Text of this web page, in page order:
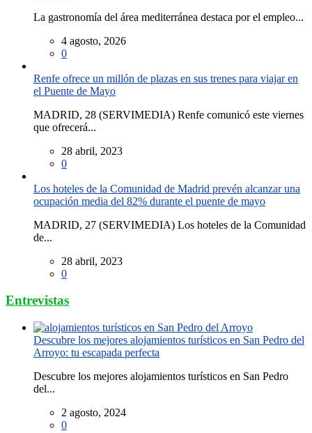
La gastronomía del área mediterránea destaca por el empleo...
4 agosto, 2026
0
Renfe ofrece un millón de plazas en sus trenes para viajar en
el Puente de Mayo
MADRID, 28 (SERVIMEDIA) Renfe comunicó este viernes
que ofrecerá...
28 abril, 2023
0
Los hoteles de la Comunidad de Madrid prevén alcanzar una
ocupación media del 82% durante el puente de mayo
MADRID, 27 (SERVIMEDIA) Los hoteles de la Comunidad
de...
28 abril, 2023
0
Entrevistas
Descubre los mejores alojamientos turísticos en San Pedro del
Arroyo: tu escapada perfecta
Descubre los mejores alojamientos turísticos en San Pedro
del...
2 agosto, 2024
0